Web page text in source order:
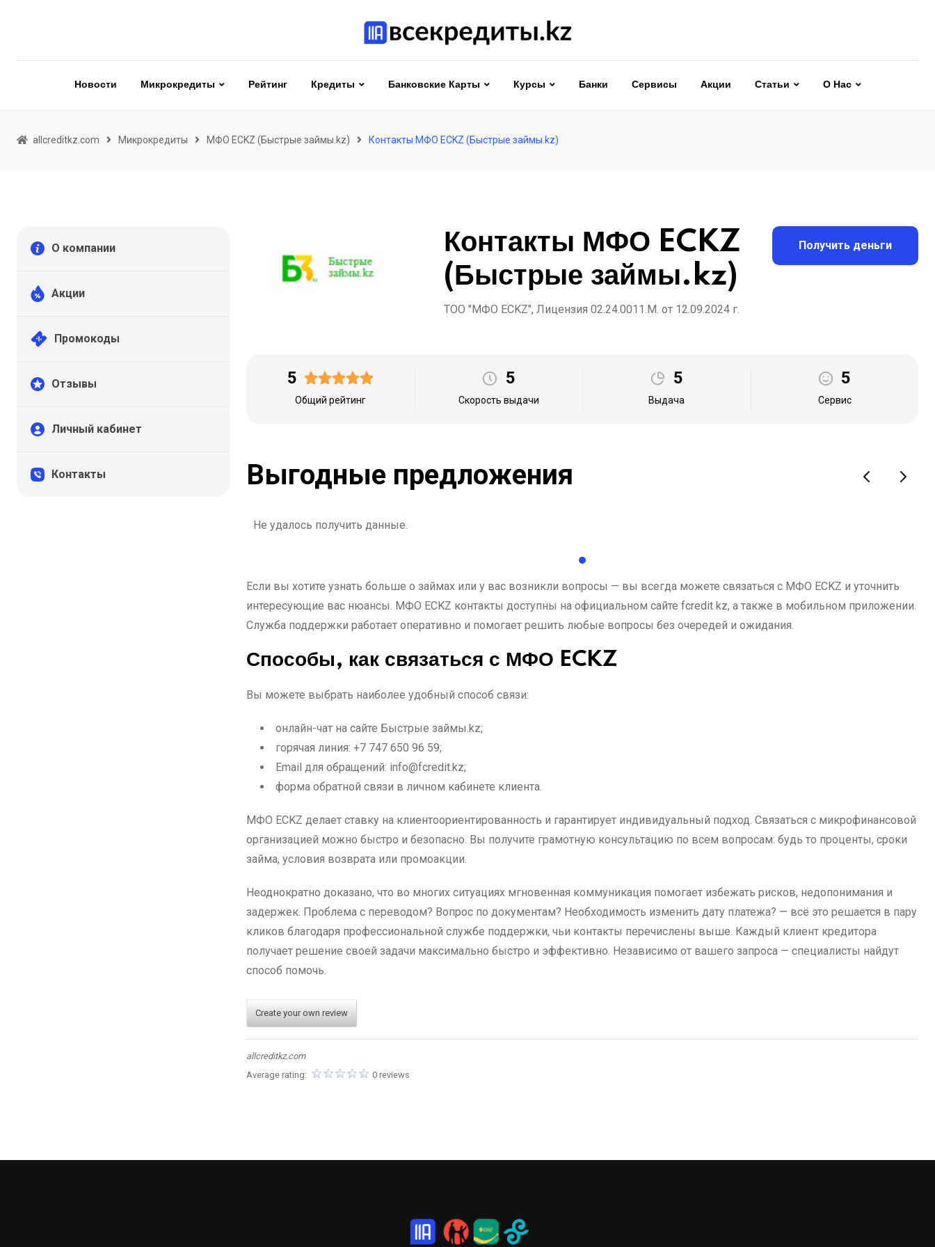
Новости Микрокредиты Рейтинг Кредиты Банковские Карты Курсы Банки Сервисы Акции Статьи О Нас
allcreditkz.com Микрокредиты МФО ECKZ (Быстрые займы.kz) Контакты МФО ECKZ (Быстрые займы.kz)
О компании
Акции
Промокоды
Отзывы
Личный кабинет
Контакты
Контакты МФО ECKZ
(Быстрые займы.kz)
ТОО "МФО ECKZ", Лицензия 02.24.0011.M. от 12.09.2024 г.
Получить деньги
5
Общий рейтинг
5
Скорость выдачи
5
Выдача
5
Сервис
Выгодные предложения
Не удалось получить данные.
Если вы хотите узнать больше о займах или у вас возникли вопросы — вы всегда можете связаться с МФО ECKZ и уточнить
интересующие вас нюансы. МФО ECKZ контакты доступны на официальном сайте fcredit kz, а также в мобильном приложении.
Служба поддержки работает оперативно и помогает решить любые вопросы без очередей и ожидания.
Способы, как связаться с МФО ECKZ
Вы можете выбрать наиболее удобный способ связи:
онлайн-чат на сайте Быстрые займы.kz;
горячая линия: +7 747 650 96 59;
Email для обращений: info@fcredit.kz;
форма обратной связи в личном кабинете клиента.
МФО ECKZ делает ставку на клиентоориентированность и гарантирует индивидуальный подход. Связаться с микрофинансовой
организацией можно быстро и безопасно. Вы получите грамотную консультацию по всем вопросам: будь то проценты, сроки
займа, условия возврата или промоакции.
Неоднократно доказано, что во многих ситуациях мгновенная коммуникация помогает избежать рисков, недопонимания и
задержек. Проблема с переводом? Вопрос по документам? Необходимость изменить дату платежа? — всё это решается в пару
кликов благодаря профессиональной службе поддержки, чьи контакты перечислены выше. Каждый клиент кредитора
получает решение своей задачи максимально быстро и эффективно. Независимо от вашего запроса — специалисты найдут
способ помочь.
Create your own review
allcreditkz.com
Average rating:
0 reviews